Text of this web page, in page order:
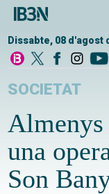
Dissabte, 08 d'agost
SOCIETAT
Almenys
una
Son